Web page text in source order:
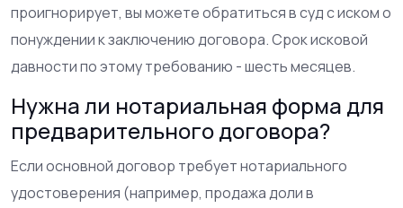
проигнорирует, вы можете обратиться в суд с иском о
понуждении к заключению договора. Срок исковой
давности по этому требованию - шесть месяцев.
Нужна ли нотариальная форма для
предварительного договора?
Если основной договор требует нотариального
удостоверения (например, продажа доли в